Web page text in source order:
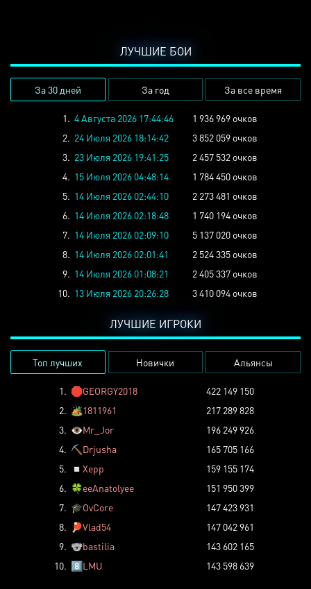
ЛУЧШИЕ БОИ
За 30 дней За год За все время
1. 4 Августа 2026 17:44:46
1 936 969 очков
2. 24 Июля 2026 18:14:42
3 852 059 очков
3. 23 Июля 2026 19:41:25
2 457 532 очков
4. 15 Июля 2026 04:48:14
1 784 450 очков
5. 14 Июля 2026 02:44:10
2 273 481 очков
6. 14 Июля 2026 02:18:48
1 740 194 очков
7. 14 Июля 2026 02:09:10
5 137 020 очков
8. 14 Июля 2026 02:01:41
2 524 335 очков
9. 14 Июля 2026 01:08:21
2 405 337 очков
10. 13 Июля 2026 20:26:28 3 410 094 очков
ЛУЧШИЕ ИГРОКИ
Топ лучших Новички Альянсы
1. 🛑GEORGY2018
422 149 150
2. 🏕️1811961
217 289 828
3. 👁️Mr_Jor
196 249 926
4. ⛏️ Drjusha
165 705 166
5.
◽ Xepp
159 155 174
6. 🍀eeAnatolyee
151 950 399
7. 🎓OvCore
147 423 931
8.
🏓Vlad54
147 042 961
9. 🐨bastilia
143 602 165
10. 8️⃣LMU 143 598 639